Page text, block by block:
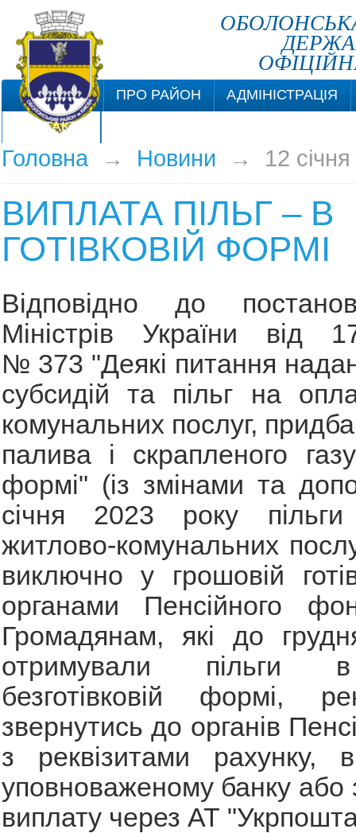
ПРО РАЙОН
АДМІНІСТРАЦІЯ
КОНТАКТИ
Головна→ Новини → 12
ВИПЛАТА ПІЛЬГ – В
ГОТІВКОВІЙ ФОРМІ
Відповідно до
Міністрів України від
№ 373 "Деякі питання
субсидій та пільг на
комунальних послуг,
палива і скрапленого
формі" (із змінами та
січня 2023 року
житлово-комунальних
виключно у грошовій
органами Пенсійного
Громадянам, які до
отримували пільги
безготівковій формі,
звернутись до органів
з реквізитами рахунку,
уповноваженому банку або
виплату через АТ